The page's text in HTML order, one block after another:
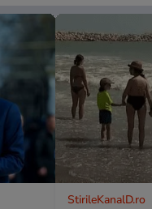
StirileKanalD.ro